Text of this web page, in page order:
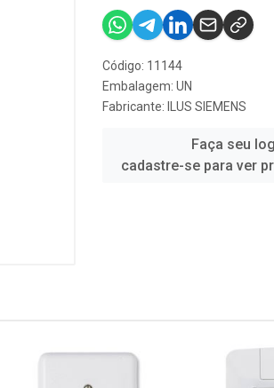
Código: 11144
Embalagem: UN
Fabricante:
ILUS SIEMENS
Faça seu
cadastre-se para ver